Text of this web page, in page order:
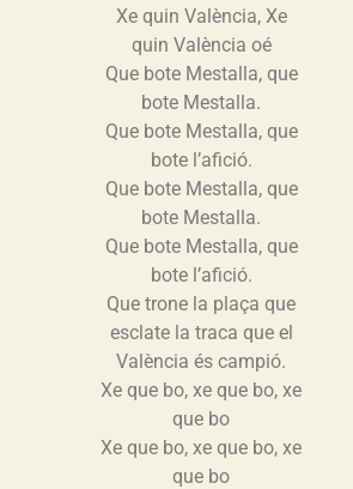
Xe quin València, Xe
quin València oé
Que bote Mestalla, que
bote Mestalla.
Que bote Mestalla, que
bote l’afició.
Que bote Mestalla, que
bote Mestalla.
Que bote Mestalla, que
bote l’afició.
Que trone la plaça que
esclate la traca que el
València és campió.
Xe que bo, xe que bo, xe
que bo
Xe que bo, xe que bo, xe
que bo